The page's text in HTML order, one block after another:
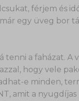
férjem és
egy üveg bor
a faházat. A
hogy vele
e minden,
amit a